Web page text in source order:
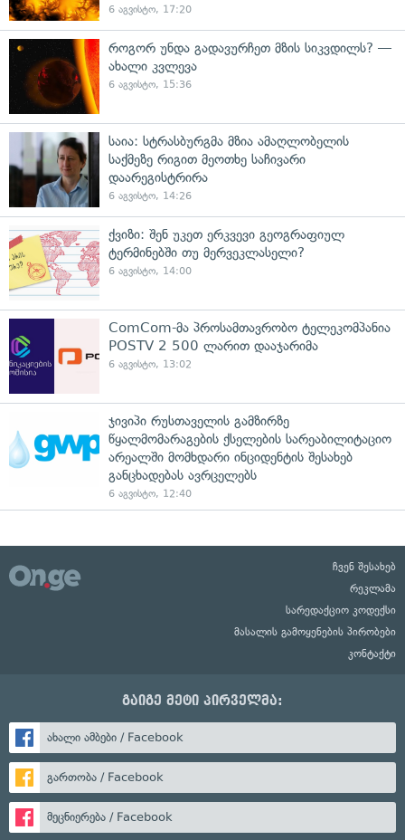
6 აგვისტო, 17:20
როგორ უნდა გადავურჩეთ მზის სიკვდილს? —
ახალი კვლევა
6 აგვისტო, 15:36
საია: სტრასბურგმა მზია ამაღლობელის
საქმეზე რიგით მეოთხე საჩივარი
დაარეგისტრირა
6 აგვისტო, 14:26
ქვიზი: შენ უკეთ ერკვევი გეოგრაფიულ
ტერმინებში თუ მერვეკლასელი?
6 აგვისტო, 14:00
ComCom-მა პროსამთავრობო ტელეკომპანია
POSTV 2 500 ლარით დააჯარიმა
6 აგვისტო, 13:02
ჯივიპი რუსთაველის გამზირზე
წყალმომარაგების ქსელების სარეაბილიტაციო
არეალში მომხდარი ინციდენტის შესახებ
განცხადებას ავრცელებს
6 აგვისტო, 12:40
ჩვენ შესახებ
რეკლამა
სარედაქციო კოდექსი
მასალის გამოყენების პირობები
კონტაქტი
გაიგე მეტი პირველმა:
ახალი ამბები / Facebook
გართობა / Facebook
მეცნიერება / Facebook